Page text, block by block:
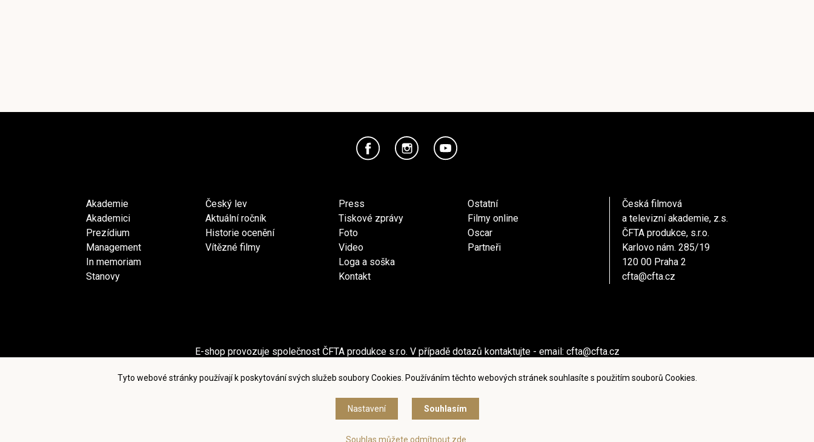
Tyto webové stránky používají k poskytování svých služeb soubory Cookies. Používáním těchto webových stránek souhlasíte s použitím souborů Cookies.
Nastavení Souhlasím
Souhlas můžete odmítnout zde.
Akademie
Akademici
Prezídium
Management
In memoriam
Stanovy
Český lev
Aktuální ročník
Historie ocenění
Vítězné filmy
Press
Tiskové zprávy
Foto
Video
Loga a soška
Kontakt
Ostatní
Filmy online
Oscar
Partneři
Česká filmová
a televizní akademie, z.s.
ČFTA produkce, s.r.o.
Karlovo nám. 285/19
120 00 Praha 2
cfta@cfta.cz
E-shop provozuje společnost ČFTA produkce s.r.o. V případě dotazů kontaktujte - email: cfta@cfta.cz
Podmínky užití a zásady ochrany osobních údajů|Nastavení cookies